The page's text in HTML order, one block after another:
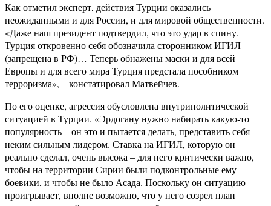
Как отметил эксперт, действия Турции оказались
неожиданными и для России, и для мировой общественности.
«Даже наш президент подтвердил, что это удар в спину.
Турция откровенно себя обозначила сторонником ИГИЛ
(запрещена в РФ)… Теперь обнажены маски и для всей
Европы и для всего мира Турция предстала пособником
терроризма», – констатировал Матвейчев.
По его оценке, агрессия обусловлена внутриполитической
ситуацией в Турции. «Эрдогану нужно набирать какую-то
популярность – он это и пытается делать, представить себя
неким сильным лидером. Ставка на ИГИЛ, которую он
реально сделал, очень высока – для него критически важно,
чтобы на территории Сирии были подконтрольные ему
боевики, и чтобы не было Асада. Поскольку он ситуацию
проигрывает, вполне возможно, что у него созрел план